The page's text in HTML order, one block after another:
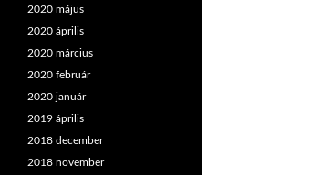
2020 május
2020 április
2020 március
2020 február
2020 január
2019 április
2018 december
2018 november